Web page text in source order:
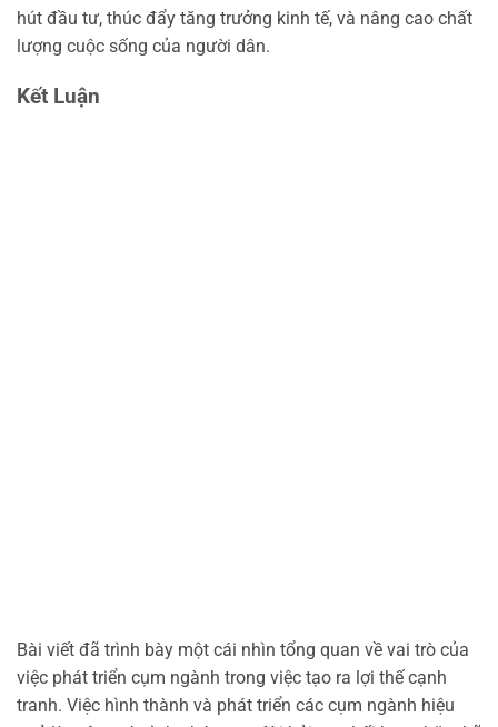
hút đầu tư, thúc đẩy tăng trưởng kinh tế, và nâng cao chất
lượng cuộc sống của người dân.
Kết Luận
Bài viết đã trình bày một cái nhìn tổng quan về vai trò của
việc phát triển cụm ngành trong việc tạo ra lợi thế cạnh
tranh. Việc hình thành và phát triển các cụm ngành hiệu